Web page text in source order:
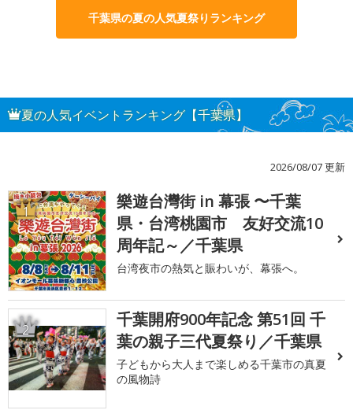
千葉県の夏の人気夏祭りランキング
夏の人気イベントランキング【千葉県】
2026/08/07 更新
1
樂遊台灣街 in 幕張 〜千葉
県・台湾桃園市 友好交流10
周年記～／千葉県
台湾夜市の熱気と賑わいが、幕張へ。
2
千葉開府900年記念 第51回 千
葉の親子三代夏祭り／千葉県
子どもから大人まで楽しめる千葉市の真夏
の風物詩